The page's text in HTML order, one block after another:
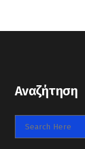
Αναζήτηση